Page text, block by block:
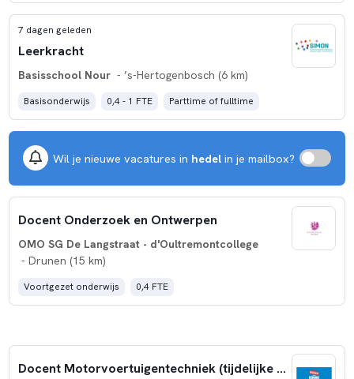
7 dagen geleden
Leerkracht
Basisschool Nour - ’s-Hertogenbosch (6 km)
Basisonderwijs 0,4 - 1 FTE Parttime of fulltime
Wil je nieuwe vacatures in hedel in je mailbox?
Docent Onderzoek en Ontwerpen
OMO SG De Langstraat - d'Oultremontcollege
- Drunen (15 km)
Voortgezet onderwijs 0,4 FTE
Docent Motorvoertuigentechniek (tijdelijke aanstelling)